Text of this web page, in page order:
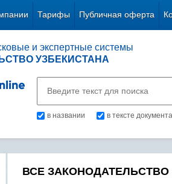
Тарифы Публичная оферта
и экспертные системы
УЗБЕКИСТАНА
в названии в тексте документа
ВСЕ ЗАКОНОДАТЕЛЬСТВО